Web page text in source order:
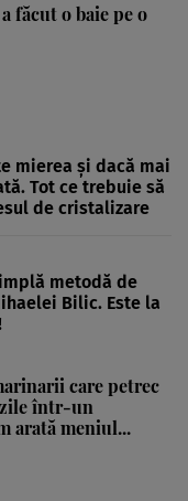
făcut o baie pe o
mierea și dacă mai
Tot ce trebuie să
de cristalizare
metodă de
Bilic. Este la
care petrec
zile într-un
arată meniul...